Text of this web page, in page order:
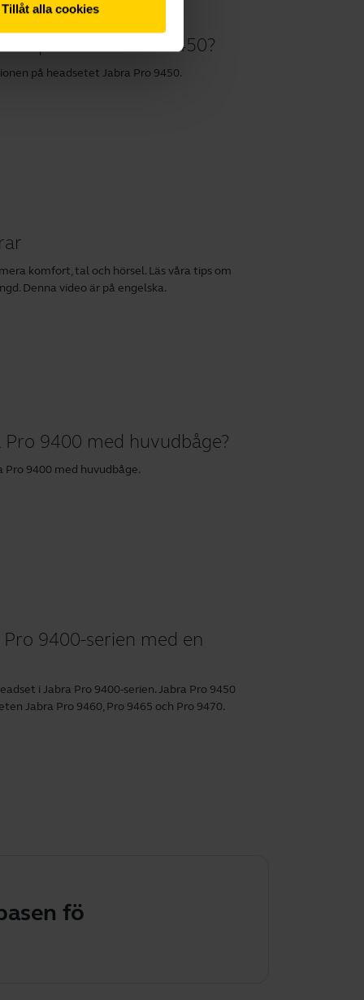
Tillåt alla cookies
på Jabra Pro™ 9450?
på headsetet Jabra Pro 9450.
komfort, tal och hörsel. Läs våra tips om
Denna video är på engelska.
9400 med huvudbåge?
Pro 9400 med huvudbåge.
9400-serien med en
i Jabra Pro 9400-serien. Jabra Pro 9450
Jabra Pro 9460, Pro 9465 och Pro 9470.
konferens